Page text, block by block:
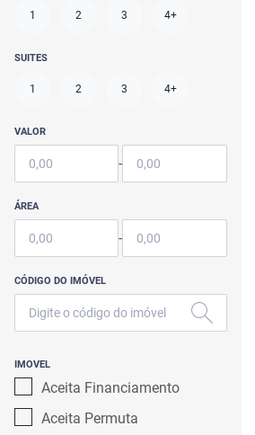
1 2 3 4+
SUITES
1 2 3 4+
VALOR
-
ÁREA
-
CÓDIGO DO IMÓVEL
IMOVEL
Aceita Financiamento
Aceita Permuta